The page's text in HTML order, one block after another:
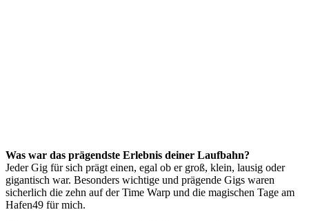
Was war das prägendste Erlebnis deiner Laufbahn?
Jeder Gig für sich prägt einen, egal ob er groß, klein, lausig oder
gigantisch war. Besonders wichtige und prägende Gigs waren
sicherlich die zehn auf der Time Warp und die magischen Tage am
Hafen49 für mich.